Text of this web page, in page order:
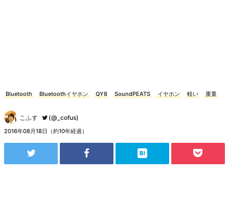
Bluetooth Bluetoothイヤホン QY8 SoundPEATS イヤホン 軽い 重量
こふす (@_cofus)
2016年08月18日（約10年経過）